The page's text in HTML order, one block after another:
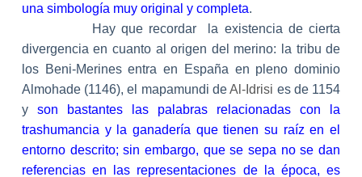
una simbología muy original y completa.
Hay que recordar
la existencia de cierta
divergencia en cuanto al origen del merino: la tribu de
los Beni-Merines entra en España en pleno dominio
Almohade (1146), el mapamundi deAl-Idrisi es de 1154
y son bastantes las palabras relacionadas con la
trashumancia y la ganadería que tienen su raíz en el
entorno descrito; sin embargo, que se sepa no se dan
referencias en las representaciones de la época, es